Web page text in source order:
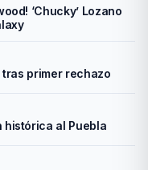
‘Chucky’ Lozano
primer rechazo
histórica al Puebla